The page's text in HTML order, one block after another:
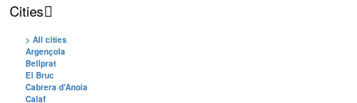
Cities
> All cities
Argençola
Bellprat
El Bruc
Cabrera d'Anoia
Calaf